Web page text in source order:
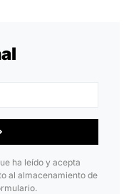
ha leído y acepta
al almacenamiento de